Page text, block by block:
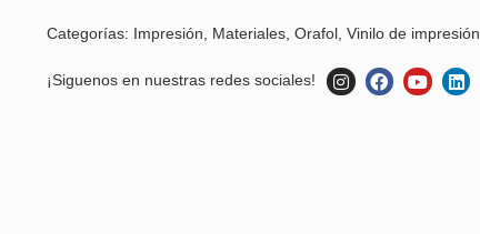
Categorías: Impresión Materiales ,Orafol ,Vinilo de impresión
¡Siguenos en nuestras redes sociales!